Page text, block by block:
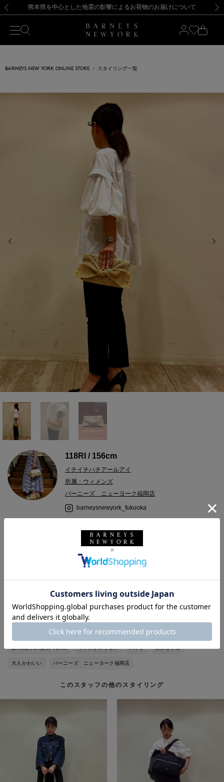
新規登録のお客様も対象！＜MY BARNEYS＞会員のお客様は11,000円（税込）以上のお買上げで常時送料無料！お買い物の際は会員登録を！
【夏季休業に伴う返品・交換承り一時停止のお知らせ】（2026.8.5）
熊本県を中心とした地震の影響によるお荷物のお届けについて
【開催中】SUMMER SALEのご案内・ご注意事項 新規登録のお客様も対象！＜MY BARNEYS＞会員のお客様は11,000円（税込）以上のお買上げで常時送料無料！お買い物の際は会員登録を！
【夏季休業に伴う返品・交換承り一時停止のお知らせ】（2026.8.5）
BARNEYS NEW YORK ONLINE STORE スタイリング一覧
118RI / 156cm
イチイチハチアールアイ
所属：ウィメンズ
バーニーズ ニューヨーク福岡店
barneysnewyork_fukuoka
＜アニヤ ハインドマーチ＞のラフィアクラッチバッグです。
可愛らしいリボンがアクセントになるバッグです。
お出かけにいかがでしょうか。
バーニーズ ニューヨーク ANYA HINDMARCH アニヤ ハインドマーチ
BARNEYS NEW YORK ウィメンズウェア バッグ カジュアル
大人かわいい バーニーズ ニューヨーク福岡店
このスタッフの他のスタイリング